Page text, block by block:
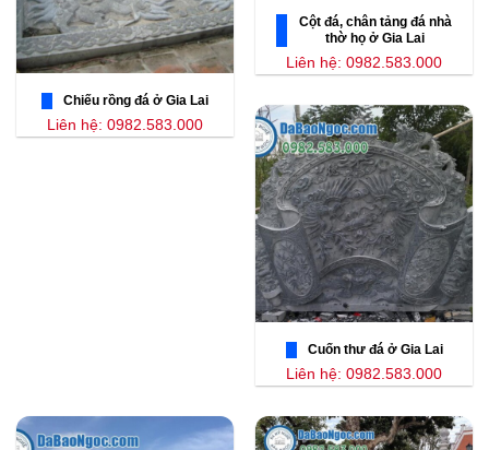
Chiếu rồng đá ở Gia Lai
Liên hệ: 0982.583.000
Cột đá, chân tảng đá nhà
thờ họ ở Gia Lai
Liên hệ: 0982.583.000
Cuốn thư đá ở Gia Lai
Liên hệ: 0982.583.000